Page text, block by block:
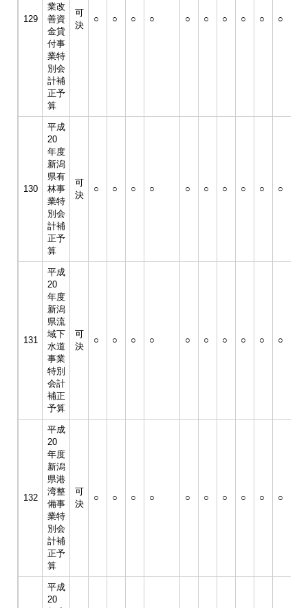
129
業改
善資
金貸
付事
業特
別会
計補
正予
算
可
決
○ ○ ○ ○ ○ ○ ○ ○ ○ ○
130
平成
20
年度
新潟
県有
林事
業特
別会
計補
正予
算
可
決
○ ○ ○ ○ ○ ○ ○ ○ ○ ○
131
平成
20
年度
新潟
県流
域下
水道
事業
特別
会計
補正
予算
可
決
○ ○ ○ ○ ○ ○ ○ ○ ○ ○
132
平成
20
年度
新潟
県港
湾整
備事
業特
別会
計補
正予
算
可
決
○ ○ ○ ○ ○ ○ ○ ○ ○ ○
平成
20